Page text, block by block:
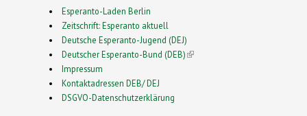
Esperanto-Laden Berlin
Zeitschrift: Esperanto aktuell
Deutsche Esperanto-Jugend (DEJ)
Deutscher Esperanto-Bund (DEB)(link is external)
Impressum
Kontaktadressen DEB/ DEJ
DSGVO-Datenschutzerklärung